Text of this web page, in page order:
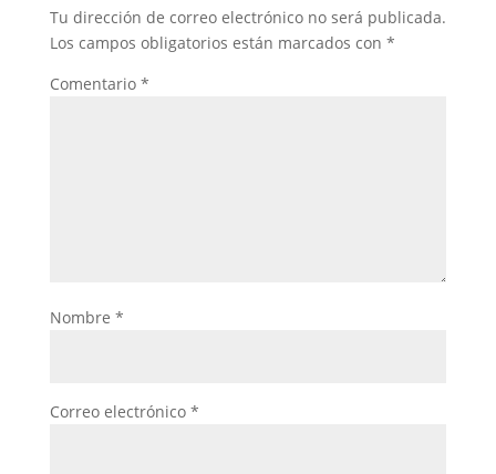
Tu dirección de correo electrónico no será publicada.
Los campos obligatorios están marcados con *
Comentario *
Nombre *
Correo electrónico *